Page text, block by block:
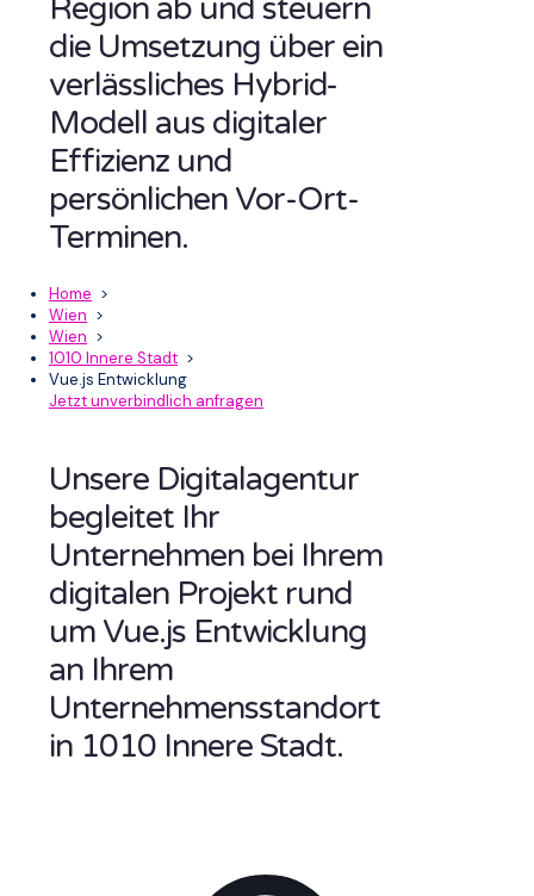
Region ab und steuern
die Umsetzung über ein
verlässliches Hybrid-
Modell aus digitaler
Effizienz und
persönlichen Vor-Ort-
Terminen.
Home >
Wien >
Wien >
1010 Innere Stadt >
Vue.js Entwicklung
Jetzt unverbindlich anfragen
Unsere Digitalagentur
begleitet Ihr
Unternehmen bei Ihrem
digitalen Projekt rund
um Vue.js Entwicklung
an Ihrem
Unternehmensstandort
in 1010 Innere Stadt.